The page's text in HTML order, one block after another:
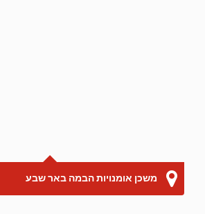
משכן אומנויות הבמה באר שבע